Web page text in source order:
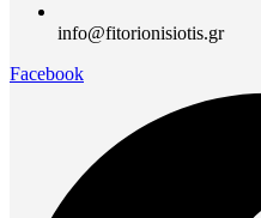
info@fitorionisiotis.gr
Facebook